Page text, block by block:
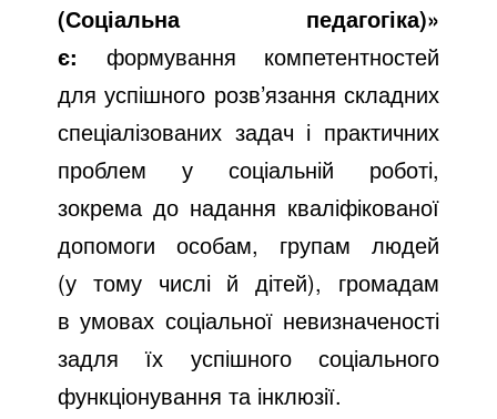
(Соціальна педагогіка)»
є: формування компетентностей
для успішного розв’язання складних
спеціалізованих задач і практичних
проблем у соціальній роботі,
зокрема до надання кваліфікованої
допомоги особам, групам людей
(у тому числі й дітей), громадам
в умовах соціальної невизначеності
задля їх успішного соціального
функціонування та інклюзії.